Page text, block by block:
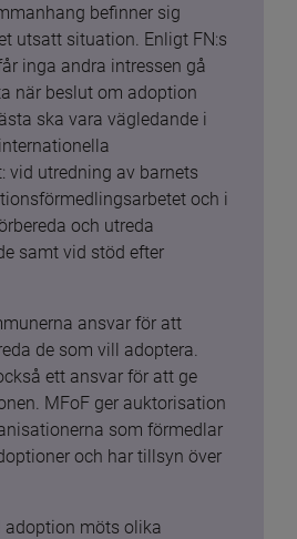
befinner sig
utsatt situation. Enligt FN:s
inga andra intressen gå
när beslut om adoption
ska vara vägledande i
vid utredning av barnets
och i
och utreda
samt vid stöd efter
ansvar för att
de som vill adoptera.
ett ansvar för att ge
MFoF ger auktorisation
som förmedlar
och har tillsyn över
möts olika